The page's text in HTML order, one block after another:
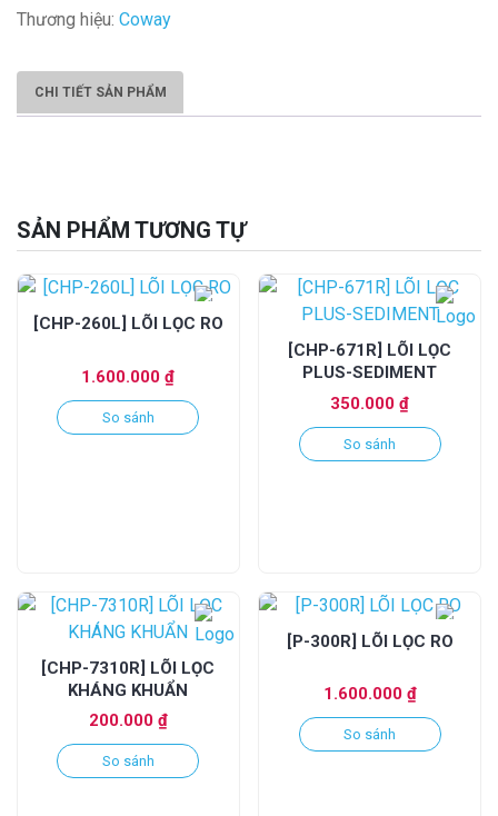
Thương hiệu: Coway
CHI TIẾT SẢN PHẨM
SẢN PHẨM TƯƠNG TỰ
[CHP-260L] LÕI LỌC RO
1.600.000₫
So sánh
[CHP-671R] LÕI LỌC
PLUS-SEDIMENT
350.000₫
So sánh
[CHP-7310R] LÕI LỌC
KHÁNG KHUẨN
200.000 ₫
So sánh
[P-300R] LÕI LỌC RO
1.600.000 ₫
So sánh